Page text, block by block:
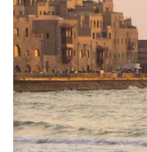
za pomocą klawiszy strzałek w górę i w